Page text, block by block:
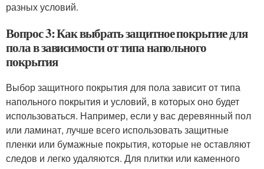
разных условий.
Вопрос 3: Как выбрать защитное покрытие для
пола в зависимости от типа напольного
покрытия
Выбор защитного покрытия для пола зависит от типа
напольного покрытия и условий, в которых оно будет
использоваться. Например, если у вас деревянный пол
или ламинат, лучше всего использовать защитные
пленки или бумажные покрытия, которые не оставляют
следов и легко удаляются. Для плитки или каменного